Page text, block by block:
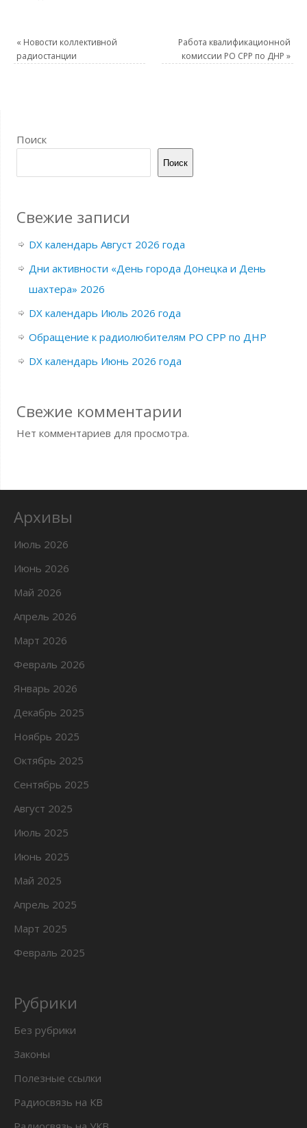
« Новости коллективной
радиостанции
Работа квалификационной
комиссии РО СРР по ДНР »
Поиск
Поиск
Свежие записи
DX календарь Август 2026 года
Дни активности «День города Донецка и День
шахтера» 2026
DX календарь Июль 2026 года
Обращение к радиолюбителям РО СРР по ДНР
DX календарь Июнь 2026 года
Свежие комментарии
Нет комментариев для просмотра.
Архивы
Июль 2026
Июнь 2026
Май 2026
Апрель 2026
Март 2026
Февраль 2026
Январь 2026
Декабрь 2025
Ноябрь 2025
Октябрь 2025
Сентябрь 2025
Август 2025
Июль 2025
Июнь 2025
Май 2025
Апрель 2025
Март 2025
Февраль 2025
Рубрики
Без рубрики
Законы
Полезные ссылки
Радиосвязь на КВ